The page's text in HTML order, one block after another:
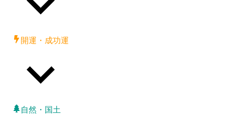
開運・成功運
自然・国土